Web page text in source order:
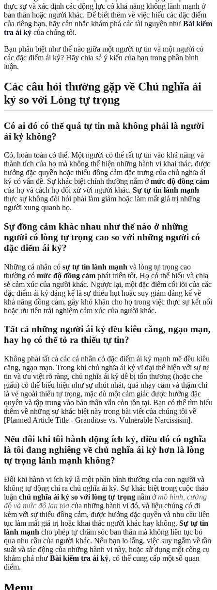
thực sự và xác định các động lực có khả năng không lành mạnh ở
bản thân hoặc người khác. Để biết thêm về việc hiểu các đặc điểm
của riêng bạn, hãy cân nhắc khám phá các tài nguyên như Bài kiểm
tra ái kỷ của chúng tôi.
Bạn phân biệt như thế nào giữa một người tự tin và một người có
các đặc điểm ái kỷ? Hãy chia sẻ ý kiến của bạn trong phần bình
luận.
Các câu hỏi thường gặp về Chủ nghĩa ái
kỷ so với Lòng tự trọng
Có ai đó có thể quá tự tin mà không phải là người
ái kỷ không?
Có, hoàn toàn có thể. Một người có thể rất tự tin vào khả năng và
thành tích của họ mà không thể hiện những hành vi khai thác, được
hưởng đặc quyền hoặc thiếu đồng cảm đặc trưng của chủ nghĩa ái
kỷ có vấn đề. Sự khác biệt chính thường nằm ởmức độ đồng cảm
của họ và cách họ đối xử với người khác. Sự tự tin lành mạnh
thực sự không đòi hỏi phải làm giảm hoặc làm mất giá trị những
người xung quanh họ.
Sự đồng cảm khác nhau như thế nào ở những
người có lòng tự trọng cao so với những người có
đặc điểm ái kỷ?
Những cá nhân có sự tự tin lành mạnh và lòng tự trọng cao
thường có mức độ đồng cảm phát triển tốt. Họ có thể hiểu và chia
sẻ cảm xúc của người khác. Ngược lại, một đặc điểm cốt lõi của các
đặc điểm ái kỷ đáng kể là sự thiếu hụt hoặc suy giảm đáng kể về
khả năng đồng cảm, gây khó khăn cho họ trong việc thực sự kết nối
hoặc ưu tiên trải nghiệm cảm xúc của người khác.
Tất cả những người ái kỷ đều kiêu căng, ngạo mạn,
hay họ có thể tỏ ra thiếu tự tin?
Không phải tất cả các cá nhân có đặc điểm ái kỷ mạnh mẽ đều kiêu
căng, ngạo mạn. Trong khi chủ nghĩa ái kỷ vĩ đại thể hiện với sự tự
tin và ưu việt rõ ràng, chủ nghĩa ái kỷ dễ bị tổn thương (hoặc che
giấu) có thể biểu hiện như sự nhút nhát, quá nhạy cảm và thậm chí
là vẻ ngoài thiếu tự trọng, mặc dù một cảm giác được hưởng đặc
quyền và tập trung vào bản thân vẫn còn tồn tại. Bạn có thể tìm hiểu
thêm về những sự khác biệt này trong bài viết của chúng tôi về
[Planned Article Title - Grandiose vs. Vulnerable Narcissism].
Nếu đôi khi tôi hành động ích kỷ, điều đó có nghĩa
là tôi đang nghiêng về chủ nghĩa ái kỷ hơn là lòng
tự trọng lành mạnh không?
Đôi khi hành vi ích kỷ là một phần bình thường của con người và
không tự động chỉ ra chủ nghĩa ái kỷ. Sự khác biệt trong cuộc thảo
luận chủ nghĩa ái kỷ so với lòng tự trọng nằm ởmô hình, cường
độ và mức độ lan tỏa của những hành vi đó, và liệu chúng có đi
kèm với sự thiếu đồng cảm, được hưởng đặc quyền và nhu cầu liên
tục làm mất giá trị hoặc khai thác người khác hay không. Sự tự tin
lành mạnh cho phép tự chăm sóc bản thân mà không liên tục bỏ
qua nhu cầu của người khác. Nếu bạn lo lắng, việc suy ngẫm về tần
suất và tác động của những hành vi này, hoặc sử dụng một công cụ
khám phá như Bài kiểm tra ái kỷ, có thể cung cấp một số quan
điểm.
Menu